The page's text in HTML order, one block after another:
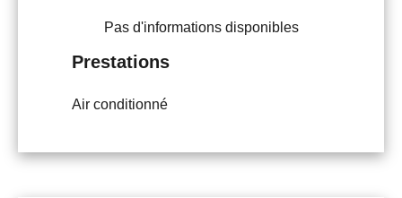
Pas d'informations disponibles
Prestations
Air conditionné